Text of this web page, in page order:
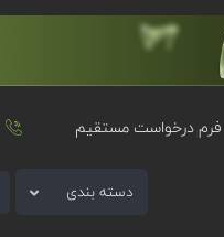
فرم درخواست مستقیم
دسته بندی